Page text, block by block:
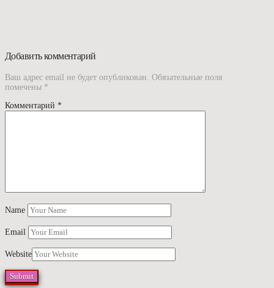
Добавить комментарий
Ваш адрес email не будет опубликован. Обязательные поля
помечены *
Комментарий *
Name
Email
Website